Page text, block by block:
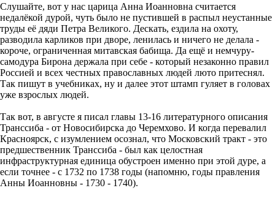
Слушайте, вот у нас царица Анна Иоанновна считается
недалёкой дурой, чуть было не пустившей в распыл неустанные
труды её дяди Петра Великого. Дескать, ездила на охоту,
разводила карликов при дворе, ленилась и ничего не делала -
короче, ограниченная митавская бабища. Да ещё и немчуру-
самодура Бирона держала при себе - который незаконно правил
Россией и всех честных православных людей люто притеснял.
Так пишут в учебниках, ну и далее этот штамп гуляет в головах
уже взрослых людей.
Так вот, в августе я писал главы 13-16 литературного описания
Транссиба - от Новосибирска до Черемхово. И когда перевалил
Красноярск, с изумлением осознал, что Московский тракт - это
предшественник Транссиба - был как целостная
инфраструктурная единица обустроен именно при этой дуре, а
если точнее - с 1732 по 1738 годы (напомню, годы правления
Анны Иоанновны - 1730 - 1740).